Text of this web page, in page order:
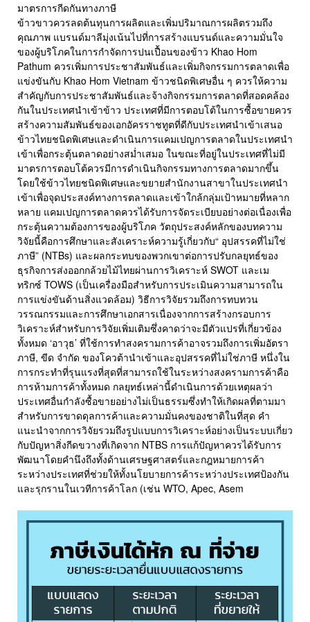
มาตรการกีดกันทางภาษี
ข้าวขาวควรลดต้นทุนการผลิตและเพิ่มปริมาณการผลิตรวมถึง
คุณภาพ แบรนด์มาลีมุ่งเน้นไปที่การสร้างแบรนด์และความมั่นใจ
ของผู้บริโภคในการกำจัดการปนเปื้อนของข้าว Khao Hom
Pathum ควรเพิ่มการประชาสัมพันธ์และเพิ่มกิจกรรมการตลาดเพื่อ
แข่งขันกับ Khao Hom Vietnam ข้าวชนิดพิเศษอื่น ๆ ควรให้ความ
สำคัญกับการประชาสัมพันธ์และจ้างกิจกรรมการตลาดที่สอดคล้อง
กันในประเทศนำเข้าข้าว ประเทศที่มีการตอบโต้ในการซื้อขายควร
สร้างความสัมพันธ์ของเอกอัครราชทูตที่ดีกับประเทศนำเข้าเสนอ
ข้าวไทยชนิดพิเศษและดำเนินการแคมเปญการตลาดในประเทศนำ
เข้าเพื่อกระตุ้นตลาดอย่างสม่ำเสมอ ในขณะที่อยู่ในประเทศที่ไม่มี
มาตรการตอบโต้ควรมีการดำเนินกิจกรรมทางการตลาดมากขึ้น
โดยใช้ข้าวไทยชนิดพิเศษและขยายสำนักงานสาขาในประเทศนำ
เข้าเพื่อจุดประสงค์ทางการตลาดและเข้าใกล้กลุ่มเป้าหมายที่หลาก
หลาย แคมเปญการตลาดควรได้รับการจัดระเบียบอย่างต่อเนื่องเพื่อ
กระตุ้นความต้องการของผู้บริโภค วัตถุประสงค์หลักของบทความ
วิจัยนี้คือการศึกษาและสังเคราะห์ความรู้เกี่ยวกับ“ อุปสรรคที่ไม่ใช่
ภาษี” (NTBs) และผลกระทบของพวกเขาต่อการปรับกลยุทธ์ของ
ธุรกิจการส่งออกกล้วยไม้ไทยผ่านการวิเคราะห์ SWOT และเม
ทริกซ์ TOWS (เป็นเครื่องมือสำหรับการประเมินความสามารถใน
การแข่งขันด้านสิ่งแวดล้อม) วิธีการวิจัยรวมถึงการทบทวน
วรรณกรรมและการศึกษาเอกสารเนื่องจากการสร้างกรอบการ
วิเคราะห์สำหรับการวิจัยเพิ่มเติมซึ่งคาดว่าจะมีตัวแปรที่เกี่ยวข้อง
ทั้งหมด ‘อาวุธ’ ที่ใช้การทำสงครามการค้าอาจรวมถึงการเพิ่มอัตรา
ภาษี, ขีด จำกัด ของโควต้านำเข้าและอุปสรรคที่ไม่ใช่ภาษี หนึ่งใน
การกระทำที่รุนแรงที่สุดที่สามารถใช้ในระหว่างสงครามการค้าคือ
การห้ามการค้าทั้งหมด กลยุทธ์เหล่านี้ดำเนินการด้วยเหตุผลว่า
ประเทศอื่นกำลังซื้อขายอย่างไม่เป็นธรรมซึ่งทำให้เกิดผลที่ตามมา
สำหรับการขาดดุลการค้าและความมั่นคงของชาติในที่สุด คำ
แนะนำจากการวิจัยรวมถึงรูปแบบการวิเคราะห์อย่างเป็นระบบเกี่ยว
กับปัญหาสิ่งกีดขวางที่เกิดจาก NTBS การแก้ปัญหาควรได้รับการ
พัฒนาโดยคำนึงถึงทั้งด้านเศรษฐศาสตร์และกฎหมายการค้า
ระหว่างประเทศที่ช่วยให้ทั้งนโยบายการค้าระหว่างประเทศป้องกัน
และรุกรานในเวทีการค้าโลก (เช่น WTO, Apec, Asem